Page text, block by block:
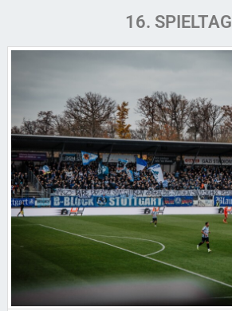
16. SPIELTAG